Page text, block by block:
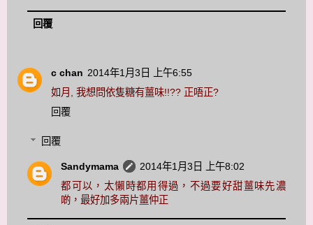
回覆
c chan 2014年1月3日 上午6:55
如月, 我想問依隻糖有薑味!!?? 正唔正?
回覆
回覆
Sandymama
2014年1月3日 上午8:02
都可以，太懶時都用得過，不過要好甜薑味先濃
啲，最好加多兩片薑仲正